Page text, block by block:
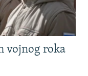
vojnog roka